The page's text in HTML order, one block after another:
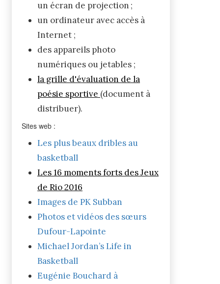
un écran de projection ;
un ordinateur avec accès à
Internet ;
des appareils photo
numériques ou jetables ;
la grille d'évaluation de la
poésie sportive (document à
distribuer).
Sites web :
Les plus beaux dribles au
basketball
Les 16 moments forts des Jeux
de Rio 2016
Images de PK Subban
Photos et vidéos des sœurs
Dufour-Lapointe
Michael Jordan’s Life in
Basketball
Eugénie Bouchard à